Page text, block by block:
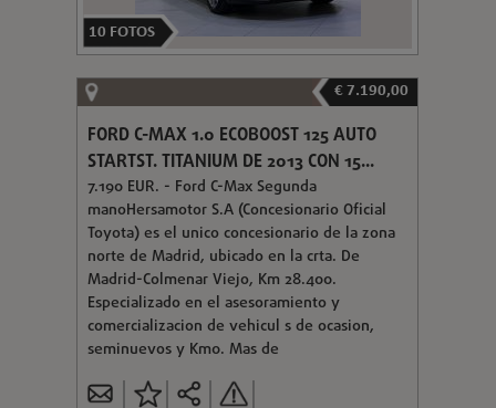
10 FOTOS
€ 7.190,00
FORD C-MAX 1.0 ECOBOOST 125 AUTO
STARTST. TITANIUM DE 2013 CON 15...
7.190 EUR. - Ford C-Max Segunda
manoHersamotor S.A (Concesionario Oficial
Toyota) es el unico concesionario de la zona
norte de Madrid, ubicado en la crta. De
Madrid-Colmenar Viejo, Km 28.400.
Especializado en el asesoramiento y
comercializacion de vehicul s de ocasion,
seminuevos y Km0. Mas de